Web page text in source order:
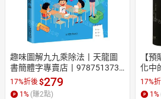
趣味圖解九九乘除法丨天龍圖
書簡體字專賣店丨9787513732
345 (tl2604)
17%折後$279
1% (賺2點)
【
化中
體字
17%
1%